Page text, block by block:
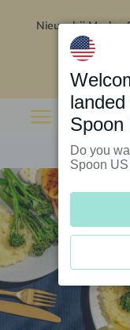
Nieuw bij Marley
Spoon
Do you
Spoon